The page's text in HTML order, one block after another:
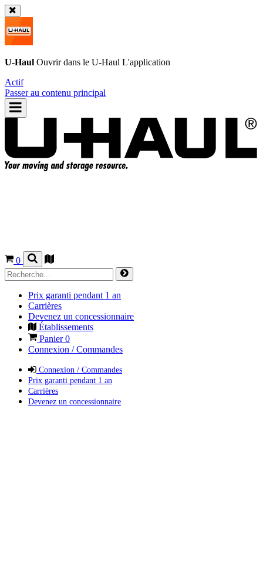
U-Haul Ouvrir dans le U-Haul L'application
Actif
Passer au contenu principal
0
Prix garanti pendant 1 an
Carrières
Devenez un concessionnaire
Établissements
Panier0
Connexion / Commandes
Connexion / Commandes
Prix garanti pendant 1 an
Carrières
Devenez un concessionnaire